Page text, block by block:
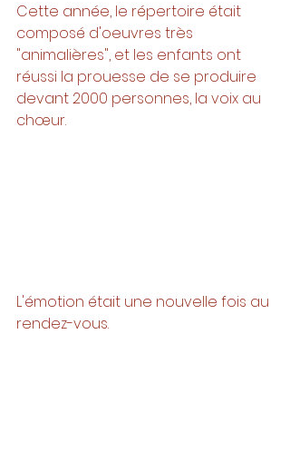
Cette année, le répertoire était
composé d'oeuvres très
"animalières", et les enfants ont
réussi la prouesse de se produire
devant 2000 personnes, la voix au
chœur.
L'émotion était une nouvelle fois au
rendez-vous.